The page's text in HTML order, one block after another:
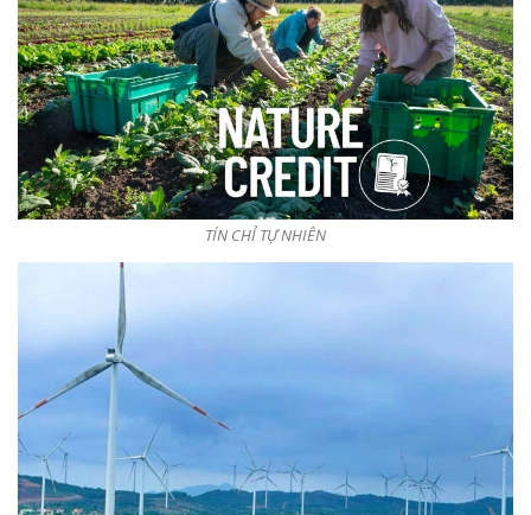
TÍN CHỈ TỰ NHIÊN